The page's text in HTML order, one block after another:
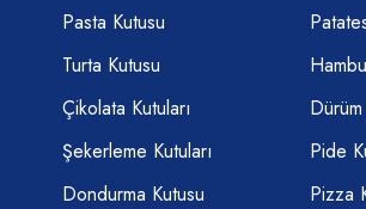
Pasta Kutusu
Turta Kutusu
Çikolata Kutuları
Şekerleme Kutuları
Dondurma Kutusu
Dürüm
Pide
Pizza